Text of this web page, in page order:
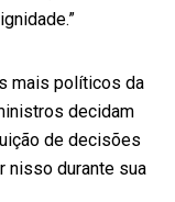
mais políticos da
decidam
de decisões
nisso durante sua